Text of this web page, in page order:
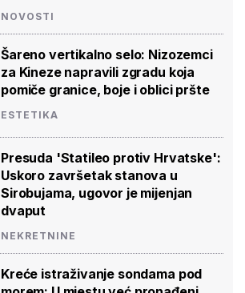
NOVOSTI
Šareno vertikalno selo: Nizozemci
za Kineze napravili zgradu koja
pomiče granice, boje i oblici pršte
ESTETIKA
Presuda 'Statileo protiv Hrvatske':
Uskoro završetak stanova u
Sirobujama, ugovor je mijenjan
dvaput
NEKRETNINE
Kreće istraživanje sondama pod